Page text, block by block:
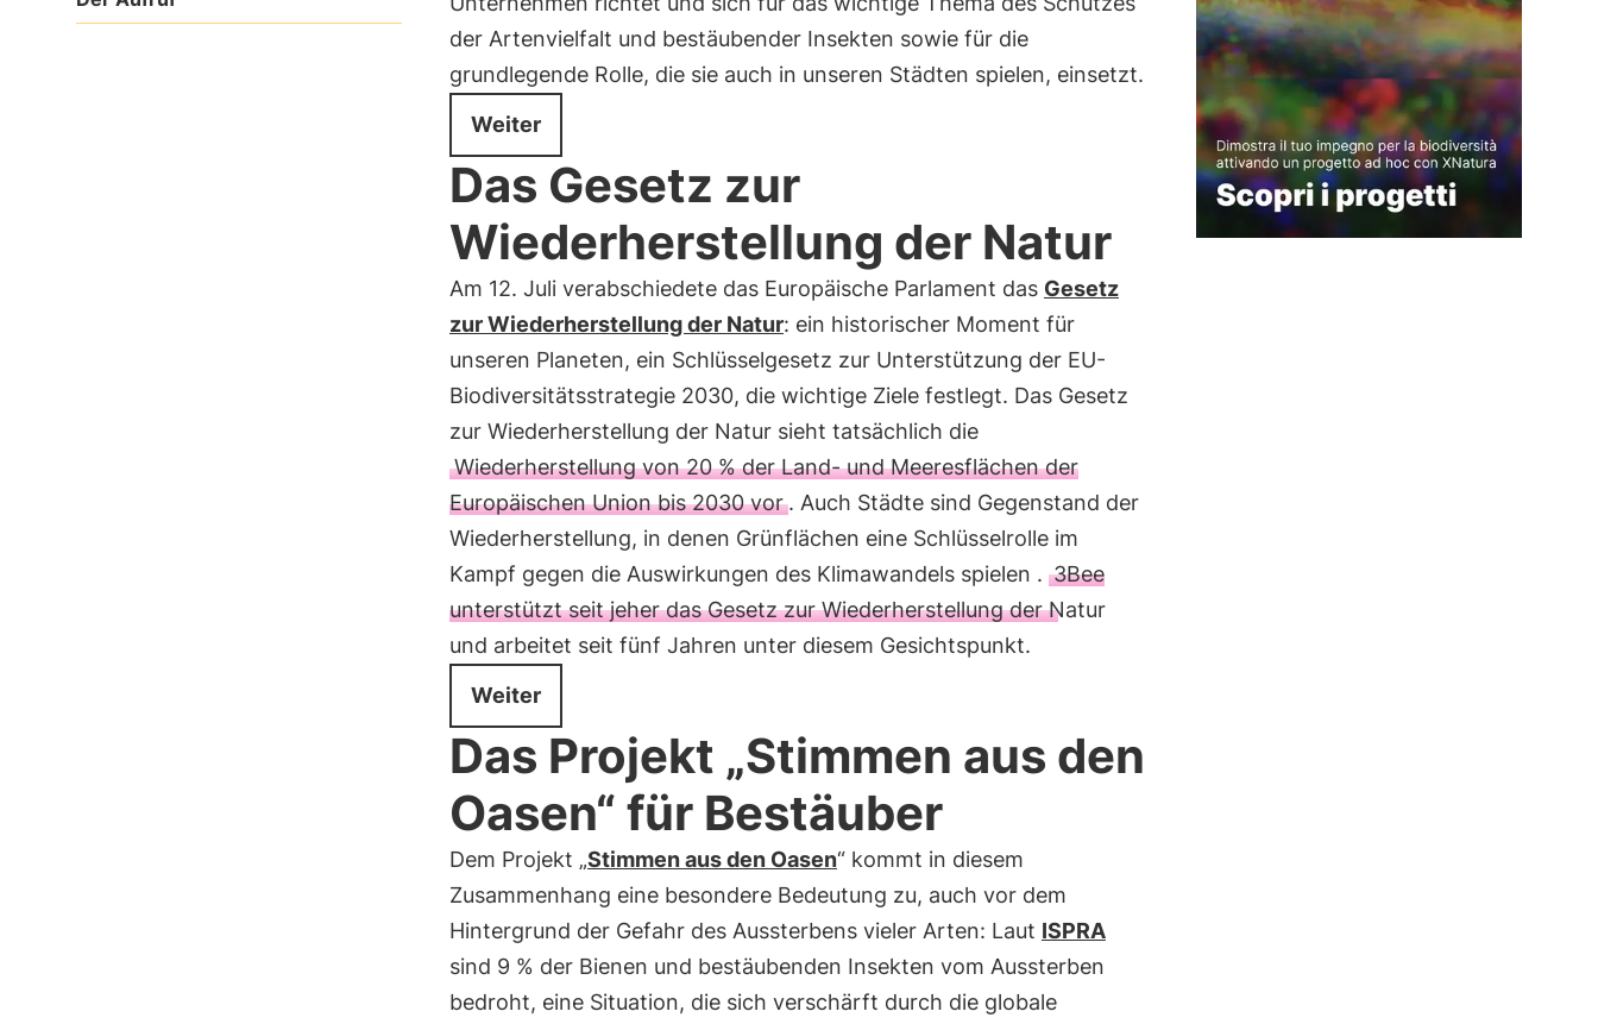
der Artenvielfalt und bestäubender Insekten sowie für die
grundlegende Rolle, die sie auch in unseren Städten spielen, einsetzt.
Weiter
Das Gesetz zur
Wiederherstellung der Natur
Am 12. Juli verabschiedete das Europäische Parlament das Gesetz
zur Wiederherstellung der Natur: ein historischer Moment für
unseren Planeten, ein Schlüsselgesetz zur Unterstützung der EU-
Biodiversitätsstrategie 2030, die wichtige Ziele festlegt. Das Gesetz
zur Wiederherstellung der Natur sieht tatsächlich die
Wiederherstellung von 20 % der Land- und Meeresflächen der
Europäischen Union bis 2030 vor. Auch Städte sind Gegenstand der
Wiederherstellung, in denen Grünflächen eine Schlüsselrolle im
Kampf gegen die Auswirkungen des Klimawandels spielen . 3Bee
unterstützt seit jeher das Gesetz zur Wiederherstellung der Natur
und arbeitet seit fünf Jahren unter diesem Gesichtspunkt.
Weiter
Das Projekt „Stimmen aus den
Oasen“ für Bestäuber
Dem Projekt „Stimmen aus den Oasen“ kommt in diesem
Zusammenhang eine besondere Bedeutung zu, auch vor dem
Hintergrund der Gefahr des Aussterbens vieler Arten: Laut ISPRA
sind 9 % der Bienen und bestäubenden Insekten vom Aussterben
bedroht, eine Situation, die sich verschärft durch die globale